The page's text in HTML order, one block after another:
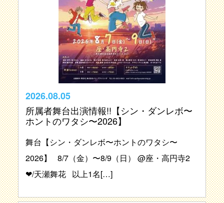
2026.08.05
所属者舞台出演情報!!【シン・ダンレボ〜
ホントのワタシ〜2026】
舞台【シン・ダンレボ〜ホントのワタシ〜
2026】 8/7（金）〜8/9（日） @座・高円寺2
❤︎/天瀬舞花 以上1名[…]